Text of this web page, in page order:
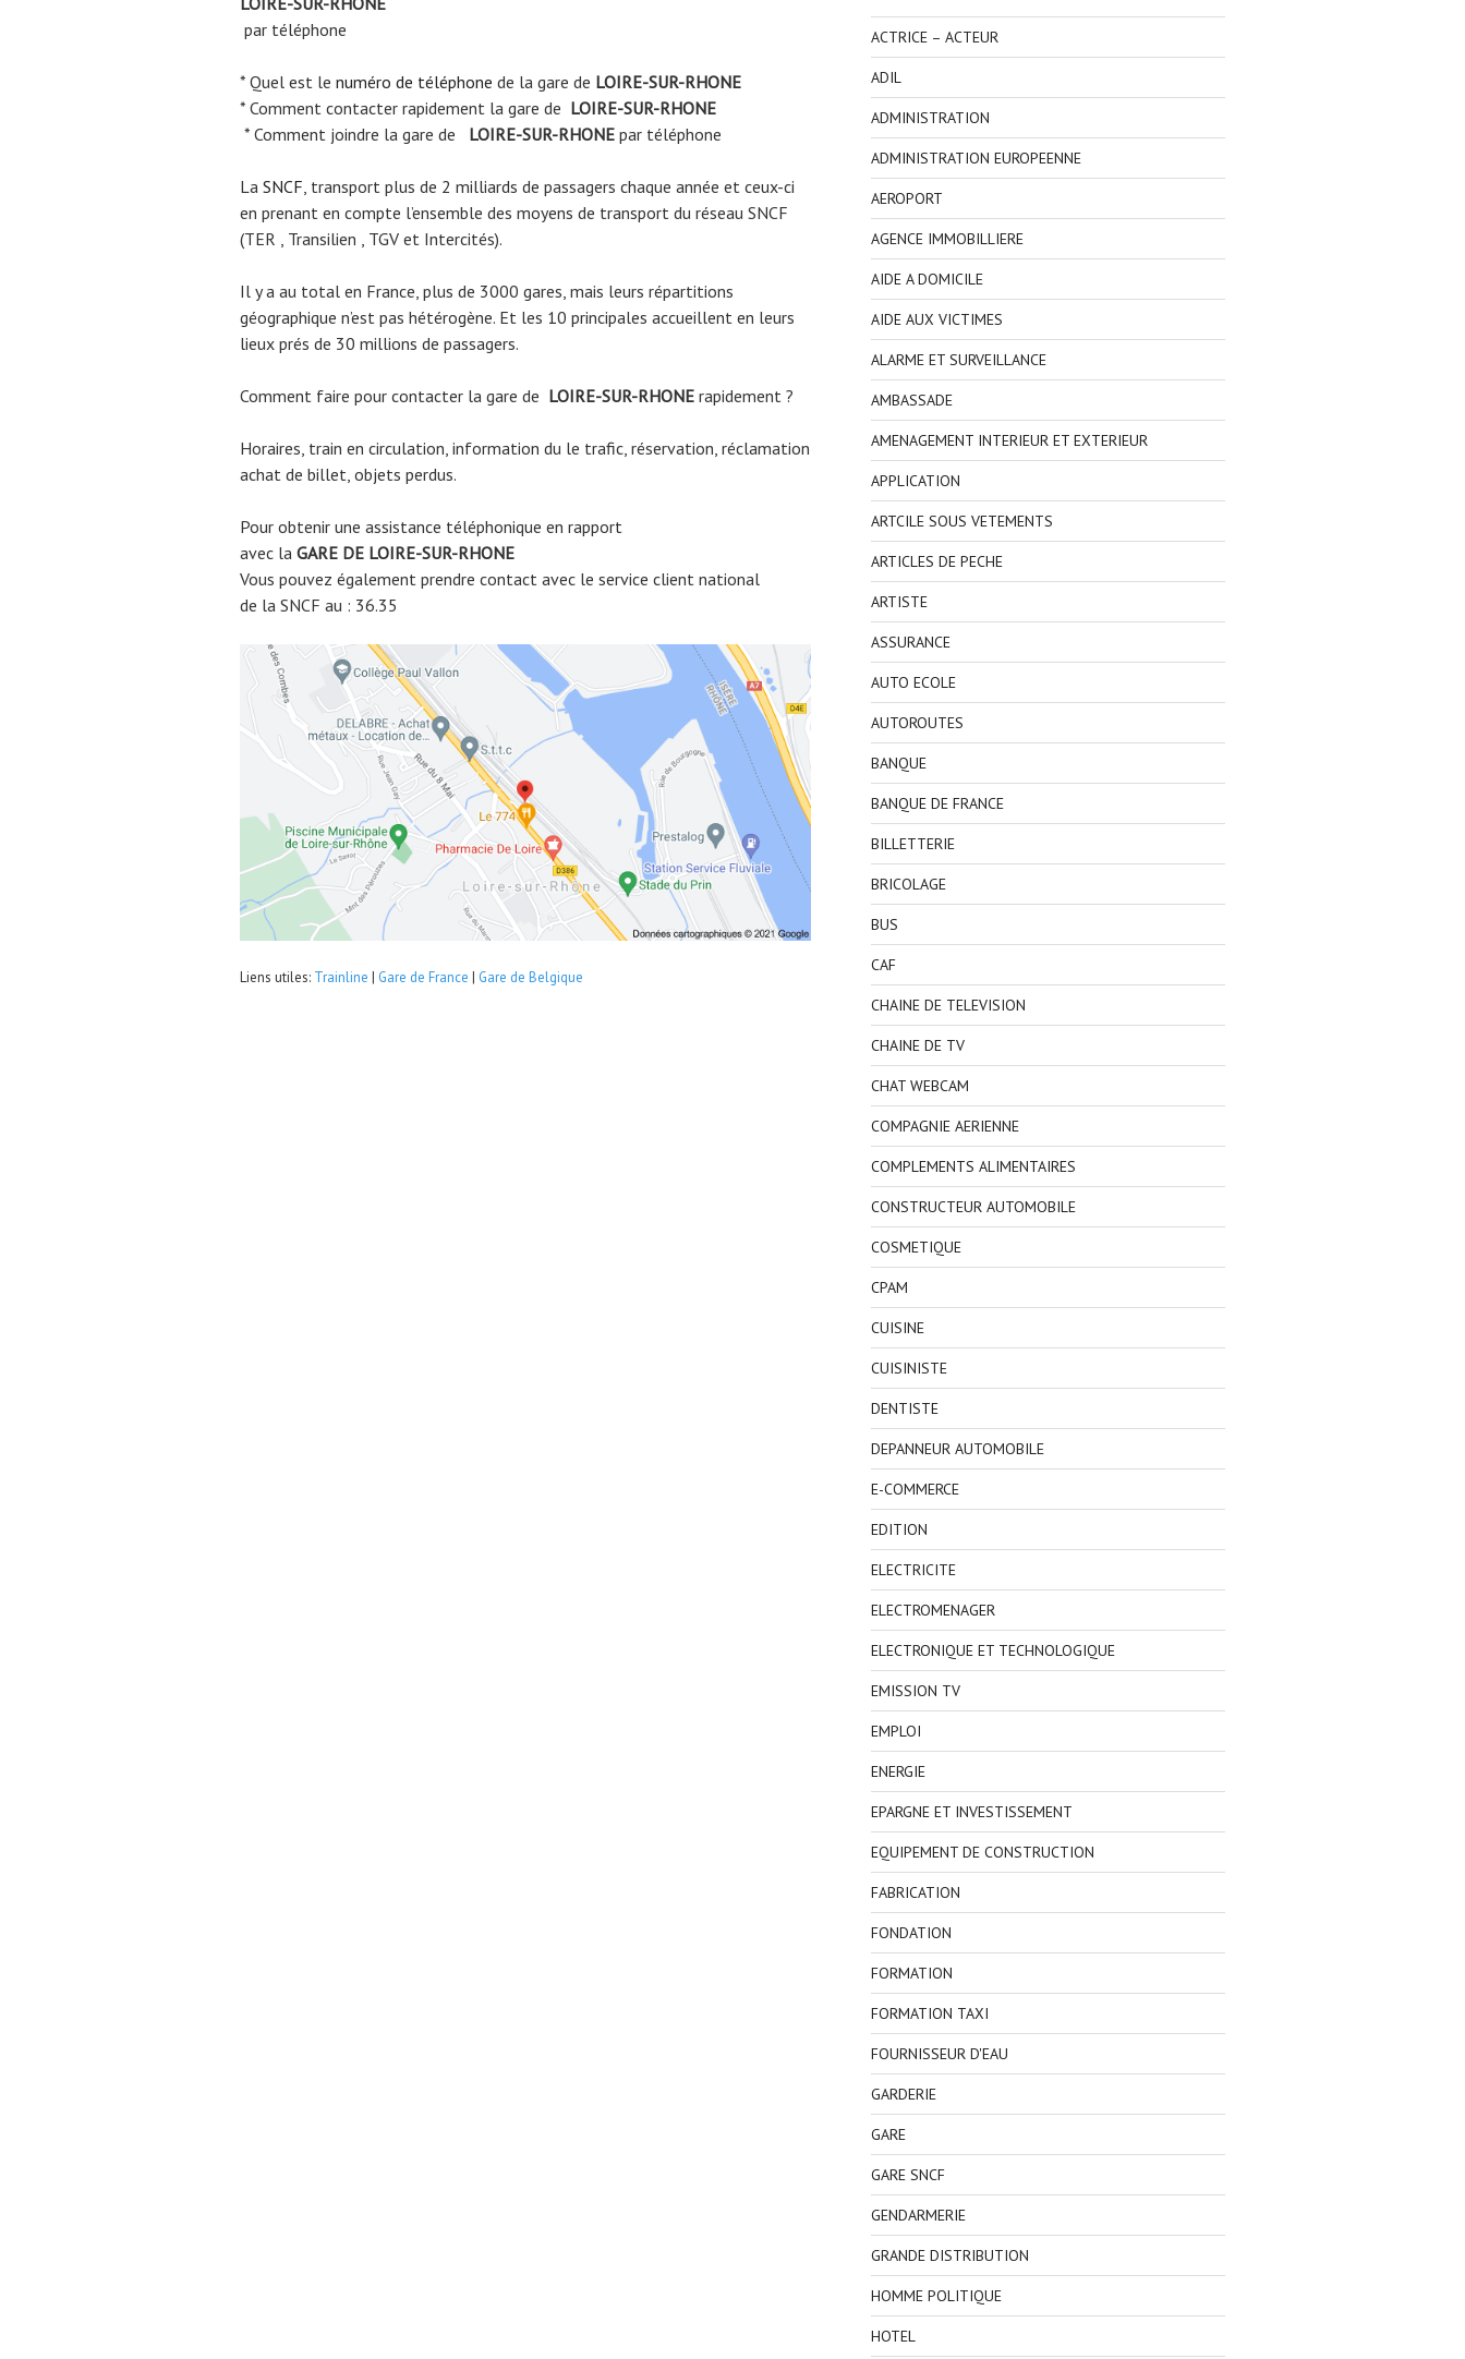
par téléphone
* Quel est le numéro de téléphone de la gare de LOIRE-SUR-RHONE
* Comment contacter rapidement la gare de LOIRE-SUR-RHONE
* Comment joindre la gare de
LOIRE-SUR-RHONE par téléphone
La SNCF , transport plus de 2 milliards de passagers chaque année et ceux-ci
en prenant en compte l’ensemble des moyens de transport du réseau SNCF
(TER , Transilien , TGV et Intercités).
Il y a au total en France, plus de 3000 gares, mais leurs répartitions
géographique n’est pas hétérogène. Et les 10 principales accueillent en leurs
lieux prés de 30 millions de passagers.
Comment faire pour contacter la gare de LOIRE-SUR-RHONE rapidement ?
Horaires, train en circulation, information du le trafic, réservation, réclamation
achat de billet, objets perdus.
Pour obtenir une assistance téléphonique en rapport
avec la GARE DE LOIRE-SUR-RHONE
Vous pouvez également prendre contact avec le service client national
de la SNCF au : 36.35
Liens utiles: Trainline | Gare de France | Gare de Belgique
ACTRICE – ACTEUR
ADIL
ADMINISTRATION
ADMINISTRATION EUROPEENNE
AEROPORT
AGENCE IMMOBILLIERE
AIDE A DOMICILE
AIDE AUX VICTIMES
ALARME ET SURVEILLANCE
AMBASSADE
AMENAGEMENT INTERIEUR ET EXTERIEUR
APPLICATION
ARTCILE SOUS VETEMENTS
ARTICLES DE PECHE
ARTISTE
ASSURANCE
AUTO ECOLE
AUTOROUTES
BANQUE
BANQUE DE FRANCE
BILLETTERIE
BRICOLAGE
BUS
CAF
CHAINE DE TELEVISION
CHAINE DE TV
CHAT WEBCAM
COMPAGNIE AERIENNE
COMPLEMENTS ALIMENTAIRES
CONSTRUCTEUR AUTOMOBILE
COSMETIQUE
CPAM
CUISINE
CUISINISTE
DENTISTE
DEPANNEUR AUTOMOBILE
E-COMMERCE
EDITION
ELECTRICITE
ELECTROMENAGER
ELECTRONIQUE ET TECHNOLOGIQUE
EMISSION TV
EMPLOI
ENERGIE
EPARGNE ET INVESTISSEMENT
EQUIPEMENT DE CONSTRUCTION
FABRICATION
FONDATION
FORMATION
FORMATION TAXI
FOURNISSEUR D'EAU
GARDERIE
GARE
GARE SNCF
GENDARMERIE
GRANDE DISTRIBUTION
HOMME POLITIQUE
HOTEL